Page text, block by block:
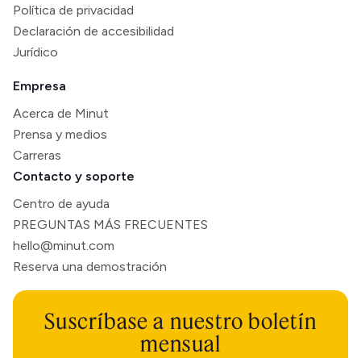
Política de privacidad
Declaración de accesibilidad
Jurídico
Empresa
Acerca de Minut
Prensa y medios
Carreras
Contacto y soporte
Centro de ayuda
PREGUNTAS MÁS FRECUENTES
hello@minut.com
Reserva una demostración
Suscríbase a nuestro boletín
mensual